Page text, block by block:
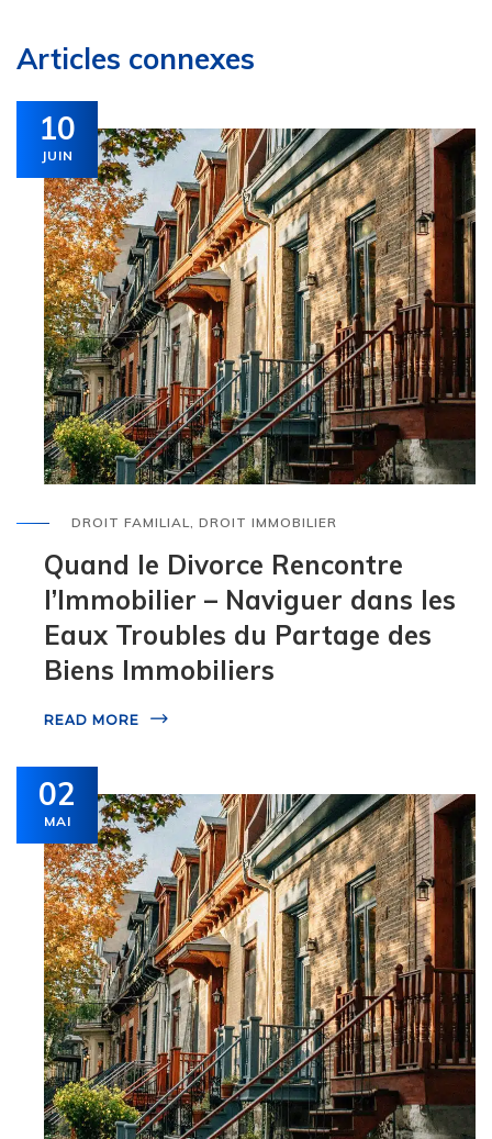
Articles connexes
10
JUIN
DROIT FAMILIAL DROIT IMMOBILIER
Quand le Divorce Rencontre
l’Immobilier – Naviguer dans les
Eaux Troubles du Partage des
Biens Immobiliers
READ MORE
02
MAI